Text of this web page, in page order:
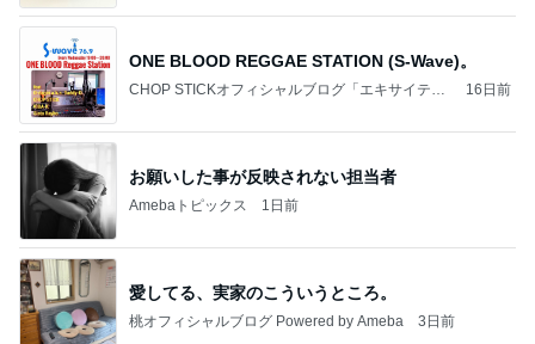
ONE BLOOD REGGAE STATION (S-Wave)。
CHOP STICKオフィシャルブログ「エキサイティ
16日前
お願いした事が反映されない担当者
Amebaトピックス 1日前
愛してる、実家のこういうところ。
桃オフィシャルブログ Powered by Ameba 3日前